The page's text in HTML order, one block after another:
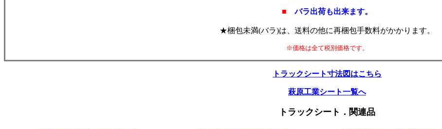
■バラ出荷も出来ます。
★梱包未満(バラ)は、送料の他に再梱包手数料がかかります。
※価格は全て税別価格です。
トラックシート寸法図はこちら
萩原工業シート一覧へ
トラックシート．関連品